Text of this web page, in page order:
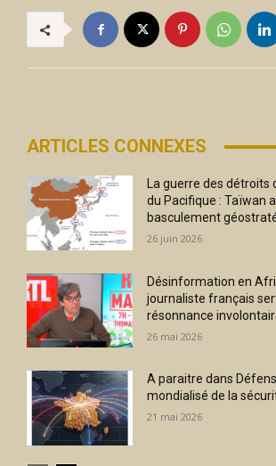
ARTICLES CONNEXES
La guerre des
du Pacifique : Taïwan
basculement
26 juin 2026
Désinformation en
journaliste français
résonnance
26 mai 2026
A paraitre dans
mondialisé de la
21 mai 2026